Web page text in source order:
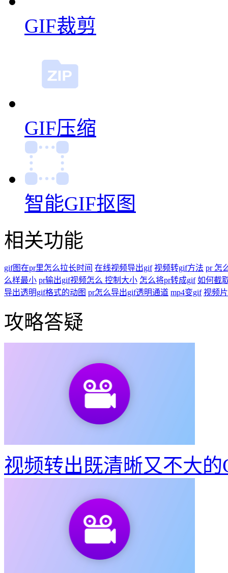
GIF裁剪
GIF压缩
智能GIF抠图
相关功能
gif图在pr里怎么拉长时间 在线视频导出gif 视频转gif方法 pr 怎
么样最小 pr输出gif视频怎么 控制大小 怎么将pr转成gif 如何截
导出透明gif格式的动图 pr怎么导出gif透明通道 mp4变gif 视频
攻略答疑
视频转出既清晰又不大的